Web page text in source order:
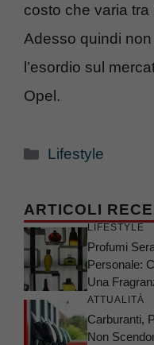
costo che varia
Adesso quindi
l’esordio sul
Opel.
Categorie
Lifestyle
ARTICOLI
LIFESTYLE
Profumi
Personale:
Una
ATTUALITÀ
Carburanti,
Non